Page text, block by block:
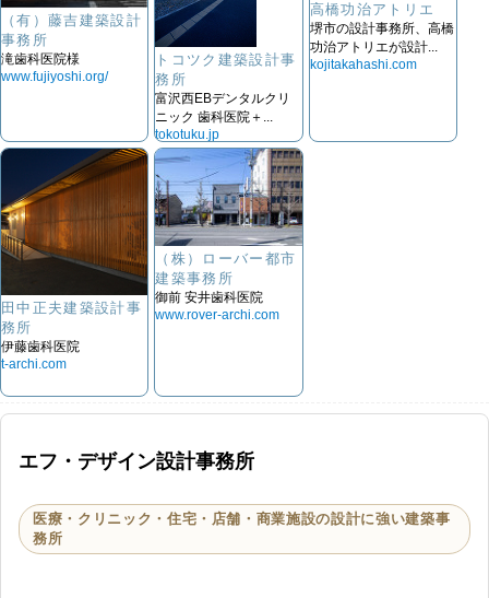
（有）藤吉建築設計
事務所
滝歯科医院様
www.fujiyoshi.org/
トコツク建築設計事
務所
富沢西EBデンタルクリ
ニック 歯科医院＋...
tokotuku.jp
高橋功治アトリエ
堺市の設計事務所、高橋
功治アトリエが設計...
kojitakahashi.com
田中正夫建築設計事
務所
伊藤歯科医院
t-archi.com
（株）ローバー都市
建築事務所
御前 安井歯科医院
www.rover-archi.com
エフ・デザイン設計事務所
医療・クリニック・住宅・店舗・商業施設の設計に強い建築事
務所